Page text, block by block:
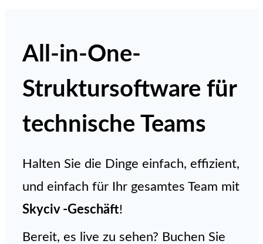
All-in-One-
Struktursoftware für
technische Teams
Halten Sie die Dinge einfach, effizient,
und einfach für Ihr gesamtes Team mit
Skyciv -Geschäft!
Bereit, es live zu sehen? Buchen Sie